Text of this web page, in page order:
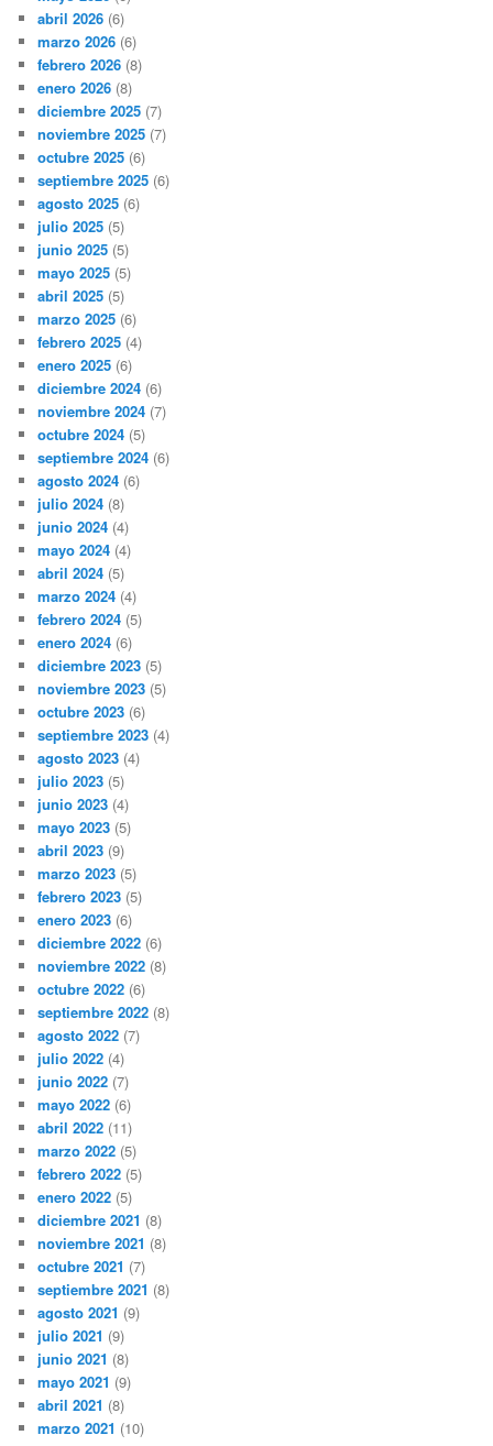
abril 2026 (6)
marzo 2026 (6)
febrero 2026 (8)
enero 2026 (8)
diciembre 2025 (7)
noviembre 2025 (7)
octubre 2025 (6)
septiembre 2025 (6)
agosto 2025 (6)
julio 2025 (5)
junio 2025 (5)
mayo 2025 (5)
abril 2025 (5)
marzo 2025 (6)
febrero 2025 (4)
enero 2025 (6)
diciembre 2024 (6)
noviembre 2024 (7)
octubre 2024 (5)
septiembre 2024 (6)
agosto 2024 (6)
julio 2024 (8)
junio 2024 (4)
mayo 2024 (4)
abril 2024 (5)
marzo 2024 (4)
febrero 2024 (5)
enero 2024 (6)
diciembre 2023 (5)
noviembre 2023 (5)
octubre 2023 (6)
septiembre 2023 (4)
agosto 2023 (4)
julio 2023 (5)
junio 2023 (4)
mayo 2023 (5)
abril 2023 (9)
marzo 2023 (5)
febrero 2023 (5)
enero 2023 (6)
diciembre 2022 (6)
noviembre 2022 (8)
octubre 2022 (6)
septiembre 2022 (8)
agosto 2022 (7)
julio 2022 (4)
junio 2022 (7)
mayo 2022 (6)
abril 2022 (11)
marzo 2022 (5)
febrero 2022 (5)
enero 2022 (5)
diciembre 2021 (8)
noviembre 2021 (8)
octubre 2021 (7)
septiembre 2021 (8)
agosto 2021 (9)
julio 2021 (9)
junio 2021 (8)
mayo 2021 (9)
abril 2021 (8)
marzo 2021 (10)